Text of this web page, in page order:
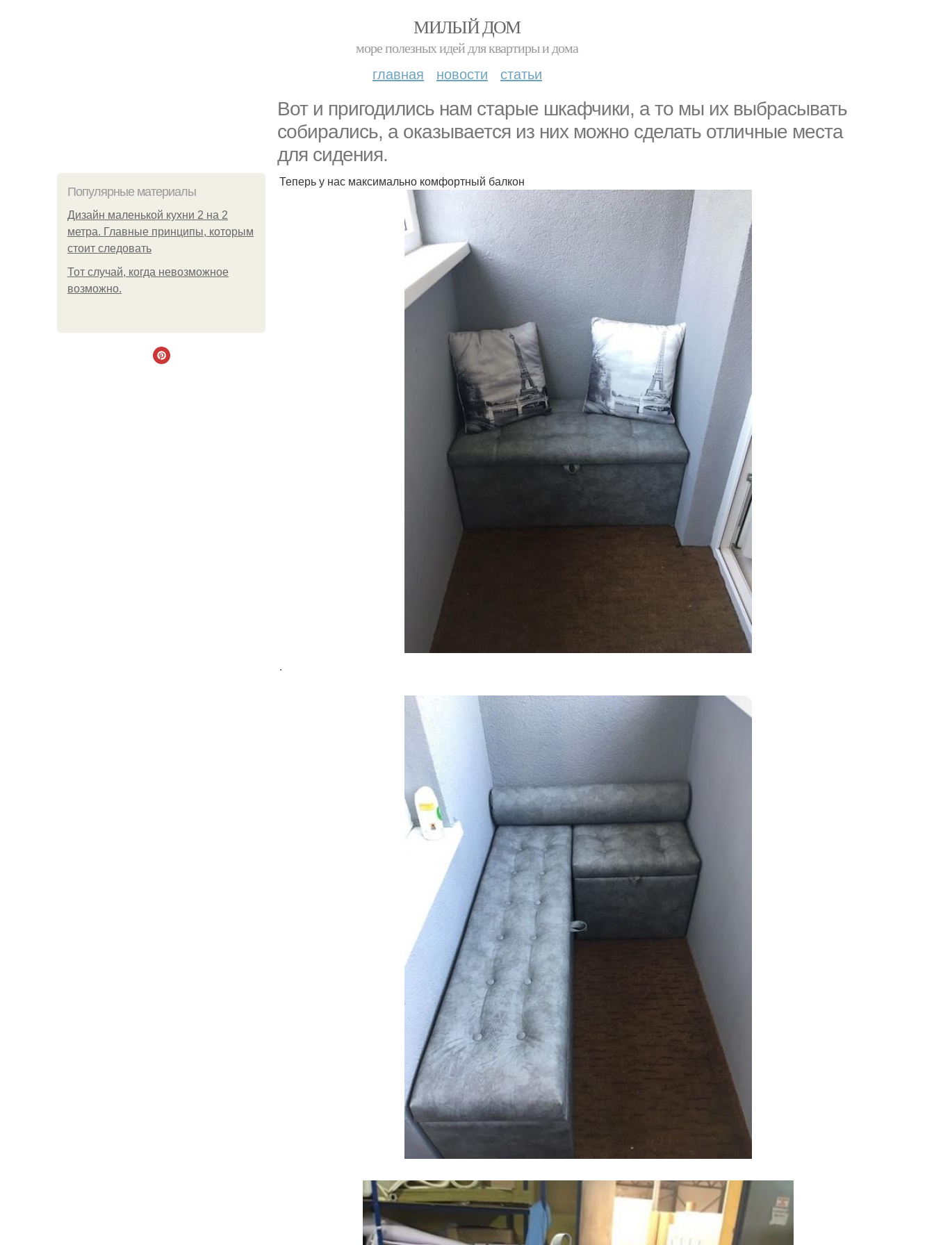
МИЛЫЙ ДОМ
море полезных идей для квартиры и дома
главная новости статьи
Вот и пригодились нам старые шкафчики, а то мы их выбрасывать
собирались, а оказывается из них можно сделать отличные места
для сидения.
Популярные материалы
Дизайн маленькой кухни 2 на 2
метра. Главные принципы, которым
стоит следовать
Тот случай, когда невозможное
возможно.
Теперь у нас максимально комфортный балкон
.